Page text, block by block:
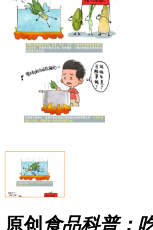
原创食品科普：